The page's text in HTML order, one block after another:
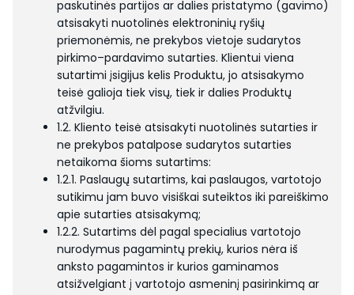
paskutinės partijos ar dalies pristatymo (gavimo)
atsisakyti nuotolinės elektroninių ryšių
priemonėmis, ne prekybos vietoje sudarytos
pirkimo–pardavimo sutarties. Klientui viena
sutartimi įsigijus kelis Produktu, jo atsisakymo
teisė galioja tiek visų, tiek ir dalies Produktų
atžvilgiu.
1.2. Kliento teisė atsisakyti nuotolinės sutarties ir
ne prekybos patalpose sudarytos sutarties
netaikoma šioms sutartims:
1.2.1. Paslaugų sutartims, kai paslaugos, vartotojo
sutikimu jam buvo visiškai suteiktos iki pareiškimo
apie sutarties atsisakymą;
1.2.2. Sutartims dėl pagal specialius vartotojo
nurodymus pagamintų prekių, kurios nėra iš
anksto pagamintos ir kurios gaminamos
atsižvelgiant į vartotojo asmeninį pasirinkimą ar